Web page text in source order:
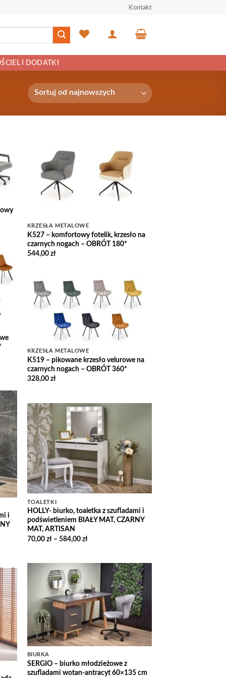
Kontakt
I DODATKI
to
Add to
Wishlist
KRZESŁA METALOWE
K527 – komfortowy fotelik, krzesło na
czarnych nogach – OBRÓT 180*
544,00 zł
to
Add to
KRZESŁA METALOWE
K519 – pikowane krzesło velurowe na
czarnych nogach – OBRÓT 360*
328,00 zł
to
i
Wishlist
TOALETKI
HOLLY- biurko, toaletka z szufladami i
podświetleniem BIAŁY MAT, CZARNY
MAT, ARTISAN
70,00 zł – 584,00 złZakres
584,00 zł
Add to
Wishlist
BIURKA
SERGIO – biurko młodzieżowe z
szufladami wotan-antracyt 60×135 cm
to